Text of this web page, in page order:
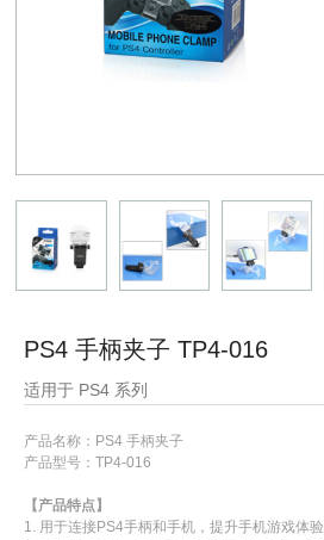
PS4 手柄夹子 TP4-016
适用于 PS4 系列
产品名称： PS4 手柄夹子
产品型号： TP4-016
【产品特点 】
1. 用于连接PS4手柄和手机，提升手机游戏体验